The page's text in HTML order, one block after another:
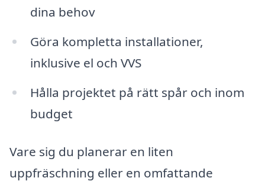
dina behov
Göra kompletta installationer,
inklusive el och VVS
Hålla projektet på rätt spår och inom
budget
Vare sig du planerar en liten
uppfräschning eller en omfattande